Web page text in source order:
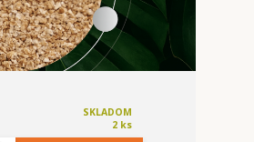
SKLADOM
2 ks